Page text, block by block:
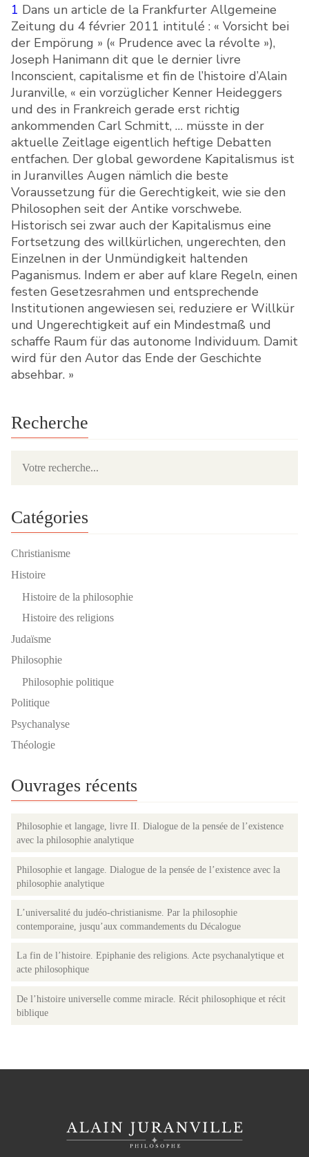
1 Dans un article de la Frankfurter Allgemeine
Zeitung du 4 février 2011 intitulé : « Vorsicht bei
der Empörung » (« Prudence avec la révolte »),
Joseph Hanimann dit que le dernier livre
Inconscient, capitalisme et fin de l’histoire d’Alain
Juranville, « ein vorzüglicher Kenner Heideggers
und des in Frankreich gerade erst richtig
ankommenden Carl Schmitt, … müsste in der
aktuelle Zeitlage eigentlich heftige Debatten
entfachen. Der global gewordene Kapitalismus ist
in Juranvilles Augen nämlich die beste
Voraussetzung für die Gerechtigkeit, wie sie den
Philosophen seit der Antike vorschwebe.
Historisch sei zwar auch der Kapitalismus eine
Fortsetzung des willkürlichen, ungerechten, den
Einzelnen in der Unmündigkeit haltenden
Paganismus. Indem er aber auf klare Regeln, einen
festen Gesetzesrahmen und entsprechende
Institutionen angewiesen sei, reduziere er Willkür
und Ungerechtigkeit auf ein Mindestmaß und
schaffe Raum für das autonome Individuum. Damit
wird für den Autor das Ende der Geschichte
absehbar. »
Recherche
Catégories
Christianisme
Histoire
Histoire de la philosophie
Histoire des religions
Judaïsme
Philosophie
Philosophie politique
Politique
Psychanalyse
Théologie
Ouvrages récents
Philosophie et langage, livre II. Dialogue de la pensée de l’existence
avec la philosophie analytique
Philosophie et langage. Dialogue de la pensée de l’existence avec la
philosophie analytique
L’universalité du judéo-christianisme. Par la philosophie
contemporaine, jusqu’aux commandements du Décalogue
La fin de l’histoire. Epiphanie des religions. Acte psychanalytique et
acte philosophique
De l’histoire universelle comme miracle. Récit philosophique et récit
biblique